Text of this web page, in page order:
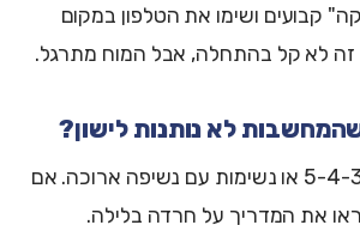
קבועים ושימו את הטלפון במקום
זה לא קל בהתחלה, אבל המוח מתרגל.
לא נותנות לישון?
נסו טכניקת 5-4-3-2-1 או נשימות עם נשיפה ארוכה. אם
את המדריך על חרדה בלילה.